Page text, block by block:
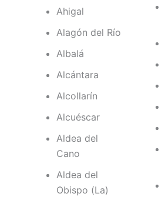
Ahigal
Alagón del Río
Albalá
Alcántara
Alcollarín
Alcuéscar
Aldea del
Cano
Aldea del
Obispo (La)